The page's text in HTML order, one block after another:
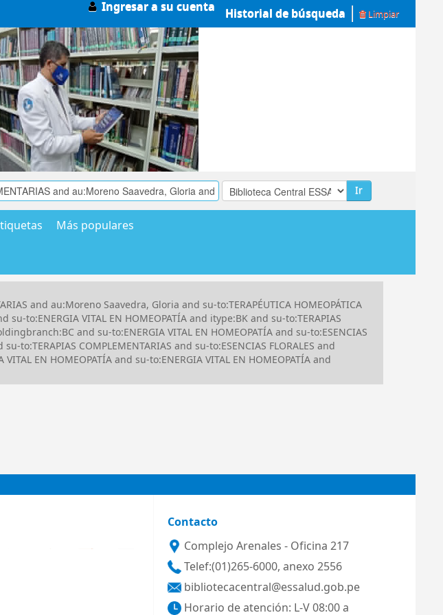
Ingresar a su cuenta Historial de búsqueda Limpiar
Ir
Más populares
and au:Moreno Saavedra, Gloria and su-to:TERAPÉUTICA HOMEOPÁTICA
to:ENERGIA VITAL EN HOMEOPATÍA and itype:BK and su-to:TERAPIAS
and su-to:ENERGIA VITAL EN HOMEOPATÍA and su-to:ESENCIAS
to:TERAPIAS COMPLEMENTARIAS and su-to:ESENCIAS FLORALES and
EN HOMEOPATÍA and su-to:ENERGIA VITAL EN HOMEOPATÍA and
Contacto
Complejo Arenales - Oficina 217
Telef:(01)265-6000, anexo 2556
bibliotecacentral@essalud.gob.pe
Horario de atención: L-V 08:00 a